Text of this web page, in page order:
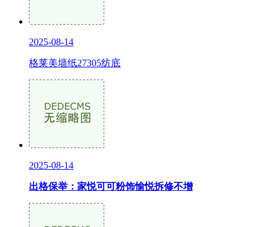
2025-08-14
格莱美墙纸27305纺底
2025-08-14
出格保举：家悦可可粉饰愉悦拆修不增